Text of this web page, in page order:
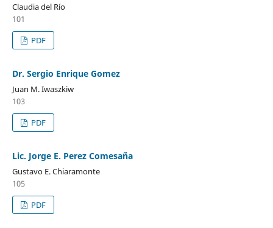
Claudia del Río
101
PDF
Dr. Sergio Enrique Gomez
Juan M. Iwaszkiw
103
PDF
Lic. Jorge E. Perez Comesaña
Gustavo E. Chiaramonte
105
PDF